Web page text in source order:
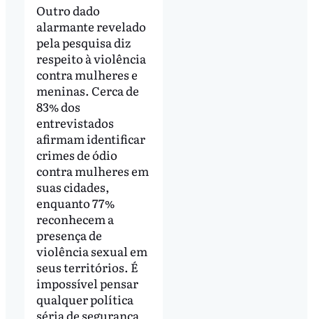
Outro dado
alarmante revelado
pela pesquisa diz
respeito à violência
contra mulheres e
meninas. Cerca de
83% dos
entrevistados
afirmam identificar
crimes de ódio
contra mulheres em
suas cidades,
enquanto 77%
reconhecem a
presença de
violência sexual em
seus territórios. É
impossível pensar
qualquer política
séria de segurança